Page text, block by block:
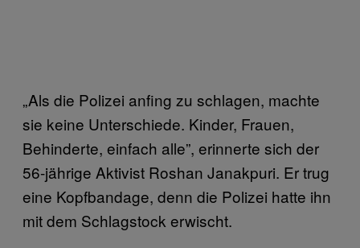
„Als die Polizei anfing zu schlagen, machte
sie keine Unterschiede. Kinder, Frauen,
Behinderte, einfach alle”, erinnerte sich der
56-jährige Aktivist Roshan Janakpuri. Er trug
eine Kopfbandage, denn die Polizei hatte ihn
mit dem Schlagstock erwischt.